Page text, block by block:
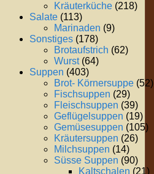
Kräuterküche (218)
Salate (113)
Marinaden (9)
Sonstiges (178)
Brotaufstrich (62)
Wurst(64)
Suppen (403)
Brot- Körnersuppe (52)
Fischsuppen (29)
Fleischsuppen (39)
Geflügelsuppen (19)
Gemüsesuppen (105)
Kräutersuppen (26)
Milchsuppen (14)
Süsse Suppen (90)
Kaltschalen (21)